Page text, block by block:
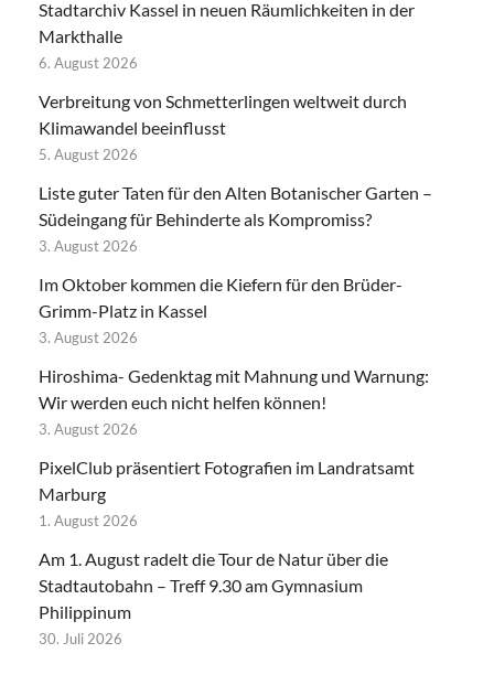
Stadtarchiv Kassel in neuen Räumlichkeiten in der
Markthalle
6. August 2026
Verbreitung von Schmetterlingen weltweit durch
Klimawandel beeinflusst
5. August 2026
Liste guter Taten für den Alten Botanischer Garten –
Südeingang für Behinderte als Kompromiss?
3. August 2026
Im Oktober kommen die Kiefern für den Brüder-
Grimm-Platz in Kassel
3. August 2026
Hiroshima- Gedenktag mit Mahnung und Warnung:
Wir werden euch nicht helfen können!
3. August 2026
PixelClub präsentiert Fotografien im Landratsamt
Marburg
1. August 2026
Am 1. August radelt die Tour de Natur über die
Stadtautobahn – Treff 9.30 am Gymnasium
Philippinum
30. Juli 2026